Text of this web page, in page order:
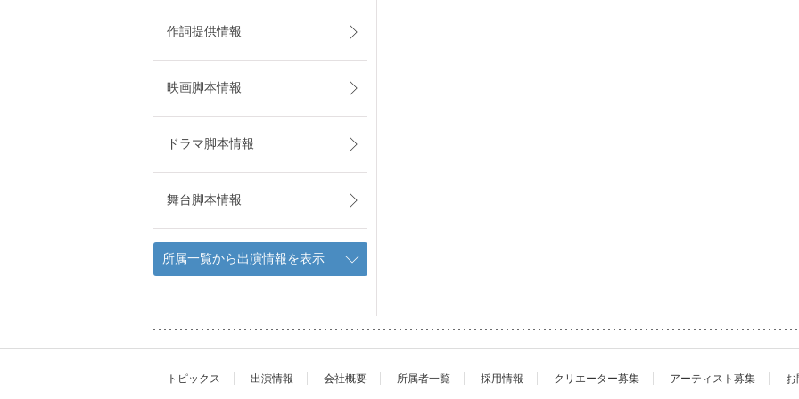
作詞提供情報
映画脚本情報
ドラマ脚本情報
舞台脚本情報
所属一覧から出演情報を表示
トピックス 出演情報 会社概要 所属者一覧 採用情報 クリエーター募集 アーティスト募集 お